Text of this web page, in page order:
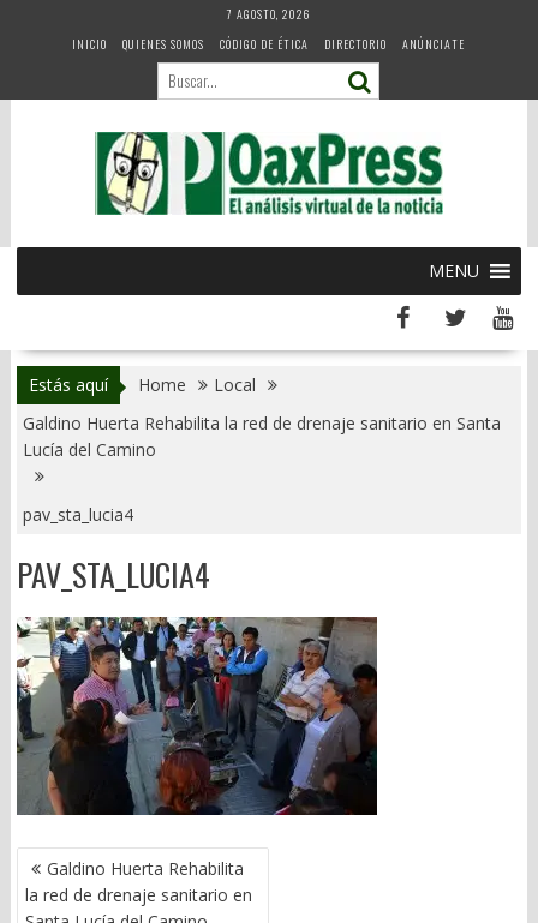
7 AGOSTO, 2026
INICIO
QUIENES SOMOS CÓDIGO DE ÉTICA DIRECTORIO ANÚNCIATE
MENU
Estás aquí Home
Local
Galdino Huerta Rehabilita la red de drenaje sanitario en Santa
Lucía del Camino
pav_sta_lucia4
PAV_STA_LUCIA4
NAVEGACIÓN
DE
ENTRADAS
Galdino Huerta Rehabilita
la red de drenaje sanitario en